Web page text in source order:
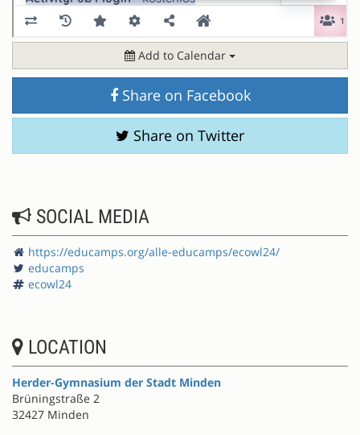
Add to Calendar
Share on Facebook
Share on Twitter
SOCIAL MEDIA
https://educamps.org/alle-educamps/ecowl24/
educamps
ecowl24
LOCATION
Herder-Gymnasium der Stadt Minden
Brüningstraße 2
32427 Minden